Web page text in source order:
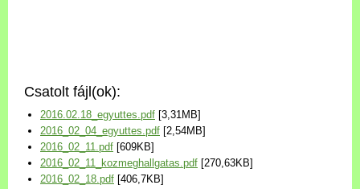
Választási információk
Versenyképes Járások
Program
Csatolt fájl(ok):
2016.02.18_egyuttes.pdf [3,31MB]
2016_02_04_egyuttes.pdf [2,54MB]
2016_02_11.pdf [609KB]
2016_02_11_kozmeghallgatas.pdf [270,63KB]
2016_02_18.pdf [406,7KB]